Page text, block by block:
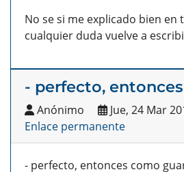
No se si me explicado bien en
cualquier duda vuelve a
- perfecto,
Anónimo
Jue, 24 Mar
Enlace permanente
- perfecto, entonces como